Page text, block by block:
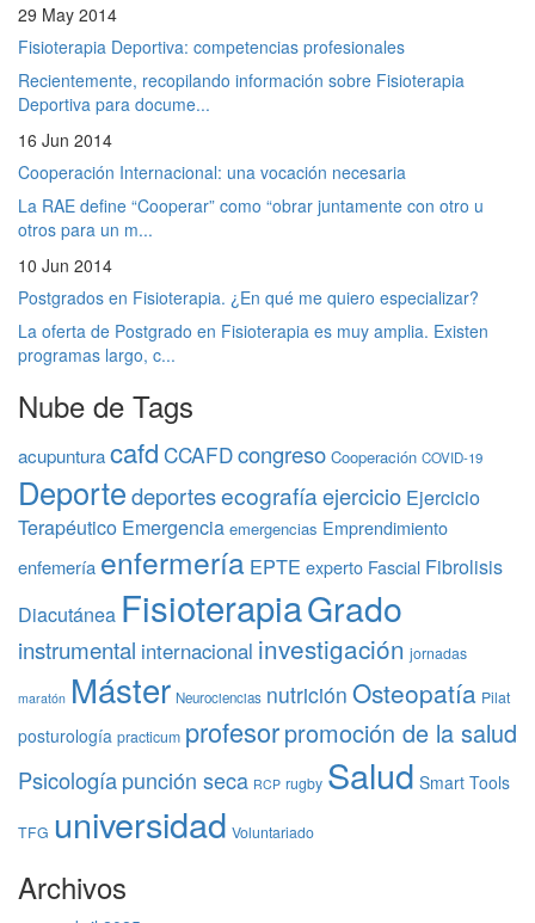
29 May 2014
Fisioterapia Deportiva: competencias profesionales
Recientemente, recopilando información sobre Fisioterapia
Deportiva para docume...
16 Jun 2014
Cooperación Internacional: una vocación necesaria
La RAE define “Cooperar” como “obrar juntamente con otro u
otros para un m...
10 Jun 2014
Postgrados en Fisioterapia. ¿En qué me quiero especializar?
La oferta de Postgrado en Fisioterapia es muy amplia. Existen
programas largo, c...
Nube de Tags
acupunturacafd CCAFDcongreso Cooperación COVID-19
Deportedeportesecografíaejercicio Ejercicio
Terapéutico Emergencia emergencias Emprendimiento
enfemería enfermería EPTE experto Fascial Fibrolisis
Diacutánea FisioterapiaGrado
instrumental internacional investigación jornadas
maratón Máster Neurociencias nutrición Osteopatía Pilat
posturología practicum profesorpromoción de la salud
Psicologíapunción seca RCP rugby Salud Smart Tools
TFG universidad Voluntariado
Archivos